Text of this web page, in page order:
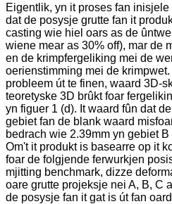
Eigentlik, yn it proses fan
dat de posysje grutte fan it
casting wie hiel oars as de
wiene mear as 30% off), mar de
en de krimpfergeliking mei de
oerienstimming mei de
probleem út te finen, waard 3D-
teoretyske 3D brûkt foar
yn figuer 1 (d). It waard fûn dat
gebiet fan de blank waard
bedrach wie 2.39mm yn gebiet
Om't it produkt is basearre op it
foar de folgjende ferwurkjen
mjitting benchmark, dizze
oare grutte projeksje nei A, B, C
de posysje fan it gat is út fan